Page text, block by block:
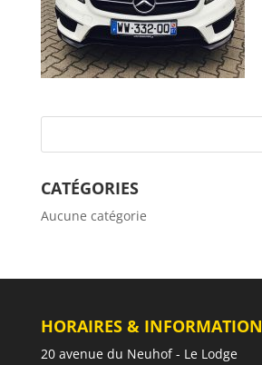
CATÉGORIES
Aucune catégorie
HORAIRES & INFORMATION
20 avenue du Neuhof - Le Lodge